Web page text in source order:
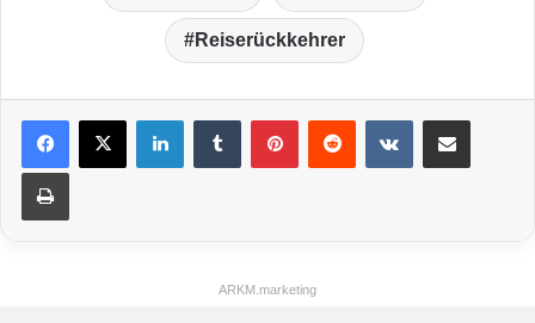
Reiserückkehrer
ARKM.marketing